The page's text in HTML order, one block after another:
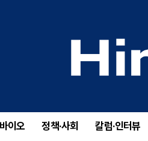
이오 정책·사회 칼럼·인터뷰